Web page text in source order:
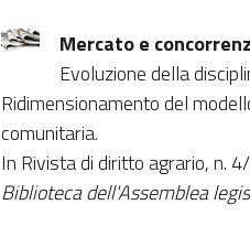
Mercato e
Evoluzione della
Ridimensionamento del
comunitaria.
In Rivista di diritto agrario, n.
Biblioteca dell'Assemblea